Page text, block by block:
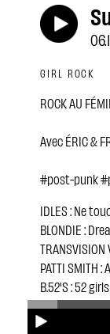
GIRL ROCK
ROCK AU
Avec ÉRIC &
#post-punk
IDLES : Ne
BLONDIE :
PATTI SMITH
B.52'S : 52
COURTNEY
NICO :